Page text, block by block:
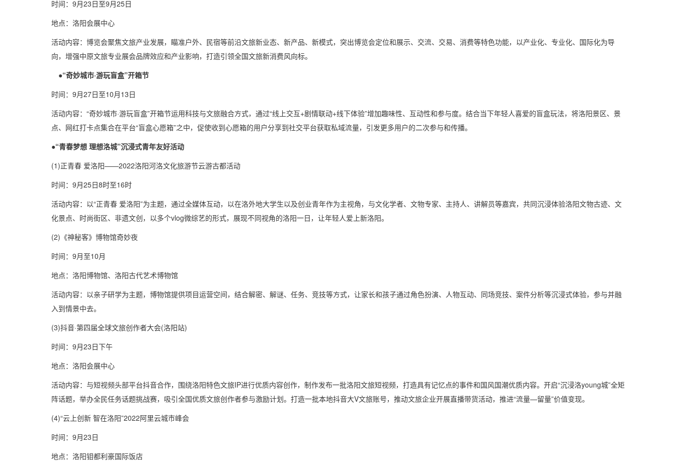
时间：9月23日至9月25日
地点：洛阳会展中心
活动内容：博览会聚焦文旅产业发展，瞄准户外、民宿等前沿文旅新业态、新产品、新模式，突出博览会定位和展示、交流、交易、消费等特色功能，以产业化、专业化、国际化为导
向，增强中原文旅专业展会品牌效应和产业影响，打造引领全国文旅新消费风向标。
●“奇妙城市·游玩盲盒”开箱节
时间：9月27日至10月13日
活动内容：“奇妙城市·游玩盲盒”开箱节运用科技与文旅融合方式，通过“线上交互+剧情联动+线下体验”增加趣味性、互动性和参与度。结合当下年轻人喜爱的盲盒玩法，将洛阳景区、景
点、网红打卡点集合在平台“盲盒心愿箱”之中，促使收到心愿箱的用户分享到社交平台获取私域流量，引发更多用户的二次参与和传播。
●“青春梦想 理想洛城”沉浸式青年友好活动
(1)正青春 爱洛阳——2022洛阳河洛文化旅游节云游古都活动
时间：9月25日8时至16时
活动内容：以“正青春 爱洛阳”为主题，通过全媒体互动，以在洛外地大学生以及创业青年作为主视角，与文化学者、文物专家、主持人、讲解员等嘉宾，共同沉浸体验洛阳文物古迹、文
化景点、时尚街区、非遗文创，以多个vlog微综艺的形式，展现不同视角的洛阳一日，让年轻人爱上新洛阳。
(2)《神秘客》博物馆奇妙夜
时间：9月至10月
地点：洛阳博物馆、洛阳古代艺术博物馆
活动内容：以亲子研学为主题，博物馆提供项目运营空间，结合解密、解谜、任务、竞技等方式，让家长和孩子通过角色扮演、人物互动、同场竞技、案件分析等沉浸式体验，参与并融
入到情景中去。
(3)抖音·第四届全球文旅创作者大会(洛阳站)
时间：9月23日下午
地点：洛阳会展中心
活动内容：与短视频头部平台抖音合作，围绕洛阳特色文旅IP进行优质内容创作，制作发布一批洛阳文旅短视频，打造具有记忆点的事件和国风国潮优质内容。开启“沉浸洛young城”全矩
阵话题，举办全民任务话题挑战赛，吸引全国优质文旅创作者参与激励计划。打造一批本地抖音大V文旅账号，推动文旅企业开展直播带货活动，推进“流量—留量”价值变现。
(4)“云上创新 智在洛阳”2022阿里云城市峰会
时间：9月23日
地点：洛阳钼都利豪国际饭店